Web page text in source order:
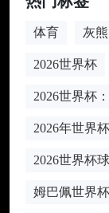
体育 灰熊
2026世界杯
2026世界杯
2026年世界
2026世界杯
姆巴佩世界